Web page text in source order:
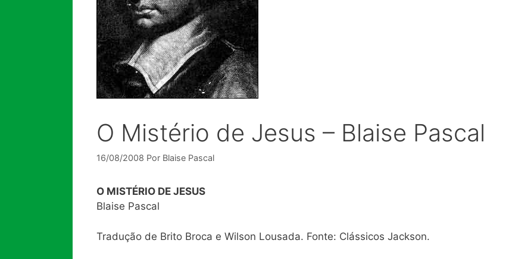
O Mistério de Jesus – Blaise Pascal
16/08/2008 Por Blaise Pascal
O MISTÉRIO DE JESUS
Blaise Pascal
Tradução de Brito Broca e Wilson Lousada. Fonte: Clássicos Jackson.